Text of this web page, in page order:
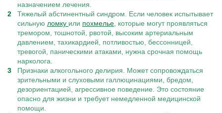
назначением лечения.
Тяжелый абстинентный синдром. Если человек испытывает
сильную ломку или похмелье , которые могут проявляться
тремором, тошнотой, рвотой, высоким артериальным
давлением, тахикардией, потливостью, бессонницей,
тревогой, паническими атаками, нужна срочная помощь
нарколога.
Признаки алкогольного делирия. Может сопровождаться
зрительными и слуховыми галлюцинациями, бредом,
дезориентацией, агрессивное поведение. Это состояние
опасно для жизни и требует немедленной медицинской
помощи.